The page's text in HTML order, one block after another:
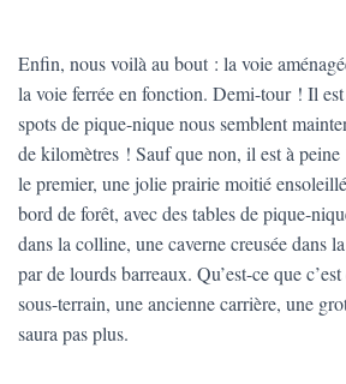
Enfin, nous voilà au bout : la voie
la voie ferrée en fonction. Demi-tour ! Il
spots de pique-nique nous semblent
de kilomètres ! Sauf que non, il est à
le premier, une jolie prairie moitié
bord de forêt, avec des tables de pique-
dans la colline, une caverne creusée dans
par de lourds barreaux. Qu’est-ce que
sous-terrain, une ancienne carrière, une
saura pas plus.